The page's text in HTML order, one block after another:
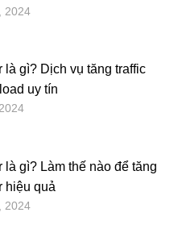
2024
là gì? Dịch vụ tăng traffic
uy tín
là gì? Làm thế nào để tăng
hiệu quả
2024